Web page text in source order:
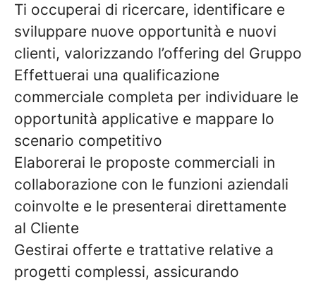
Ti occuperai di ricercare, identificare e
sviluppare nuove opportunità e nuovi
clienti, valorizzando l’offering del Gruppo
Effettuerai una qualificazione
commerciale completa per individuare le
opportunità applicative e mappare lo
scenario competitivo
Elaborerai le proposte commerciali in
collaborazione con le funzioni aziendali
coinvolte e le presenterai direttamente
al Cliente
Gestirai offerte e trattative relative a
progetti complessi, assicurando